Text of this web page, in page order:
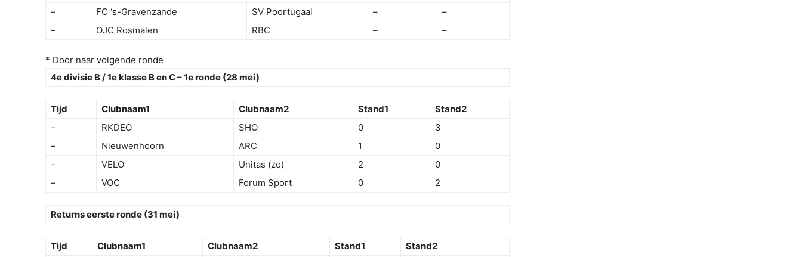
–
FC ‘s-Gravenzande SV Poortugaal –
–
–
OJC Rosmalen RBC – –
* Door naar volgende ronde
4e divisie B / 1e klasse B en C – 1e ronde (28 mei)
Tijd Clubnaam1 Clubnaam2 Stand1
Stand2
–
RKDEO SHO 0
3
–
Nieuwenhoorn ARC 1
0
–
VELO Unitas (zo) 2
0
–
VOC Forum Sport 0 2
Returns eerste ronde (31 mei)
Tijd Clubnaam1 Clubnaam2 Stand1
Stand2